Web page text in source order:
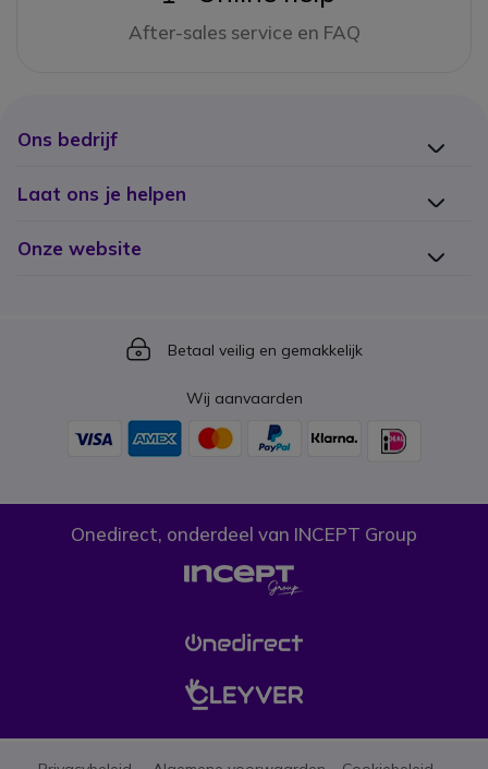
After-sales service en FAQ
Ons bedrijf
Laat ons je helpen
Onze website
Icon
Betaal veilig en gemakkelijk
Wij aanvaarden
Onedirect, onderdeel van INCEPT Group